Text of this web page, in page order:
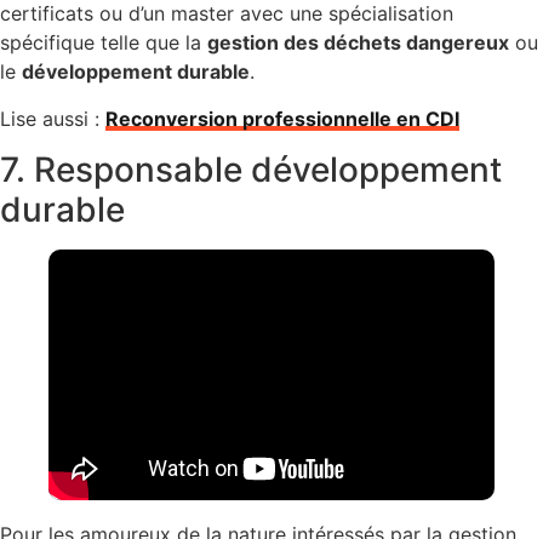
certificats ou d’un master avec une spécialisation
spécifique telle que la gestion des déchets dangereux ou
le développement durable.
Lise aussi : Reconversion professionnelle en CDI
7. Responsable développement
durable
Pour les amoureux de la nature intéressés par la gestion